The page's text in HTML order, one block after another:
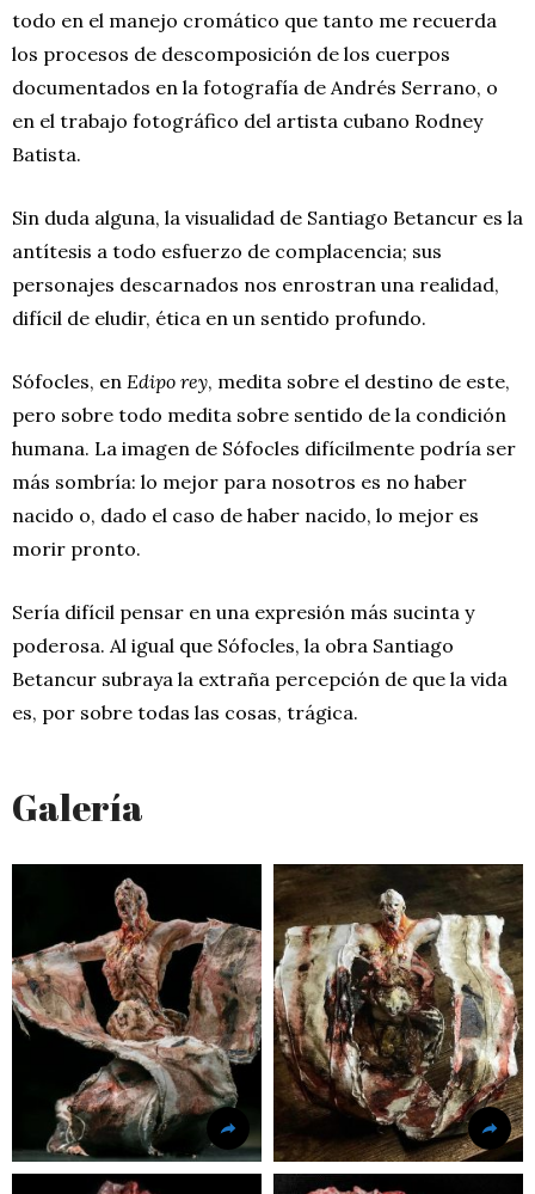
todo en el manejo cromático que tanto me recuerda
los procesos de descomposición de los cuerpos
documentados en la fotografía de Andrés Serrano, o
en el trabajo fotográfico del artista cubano Rodney
Batista.
Sin duda alguna, la visualidad de Santiago Betancur es la
antítesis a todo esfuerzo de complacencia; sus
personajes descarnados nos enrostran una realidad,
difícil de eludir, ética en un sentido profundo.
Sófocles, en Edipo rey, medita sobre el destino de este,
pero sobre todo medita sobre sentido de la condición
humana. La imagen de Sófocles difícilmente podría ser
más sombría: lo mejor para nosotros es no haber
nacido o, dado el caso de haber nacido, lo mejor es
morir pronto.
Sería difícil pensar en una expresión más sucinta y
poderosa. Al igual que Sófocles, la obra Santiago
Betancur subraya la extraña percepción de que la vida
es, por sobre todas las cosas, trágica.
Galería